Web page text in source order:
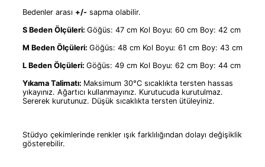
Bedenler arası +/- sapma olabilir.
S Beden Ölçüleri: Göğüs: 47 cm Kol Boyu: 60 cm Boy: 42 cm
M Beden Ölçüleri: Göğüs: 48 cm Kol Boyu: 61 cm Boy: 43 cm
L Beden Ölçüleri: Göğüs: 49 cm Kol Boyu: 62 cm Boy: 44 cm
Yıkama Talimatı: Maksimum 30°C sıcaklıkta tersten hassas
yıkayınız. Ağartıcı kullanmayınız. Kurutucuda kurutulmaz.
Sererek kurutunuz. Düşük sıcaklıkta tersten ütüleyiniz.
Stüdyo çekimlerinde renkler ışık farklılığından dolayı değişiklik
gösterebilir.